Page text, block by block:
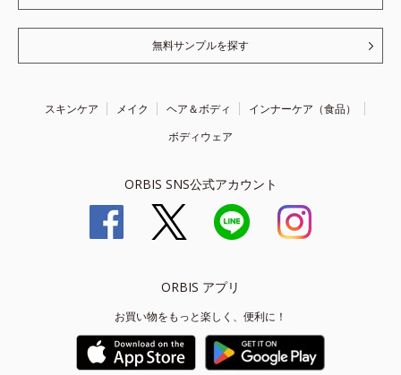
無料サンプルを探す
スキンケア メイク ヘア＆ボディ
インナーケア（食品）
ボディウェア
ORBIS SNS公式アカウント
ORBIS アプリ
お買い物をもっと楽しく、便利に！